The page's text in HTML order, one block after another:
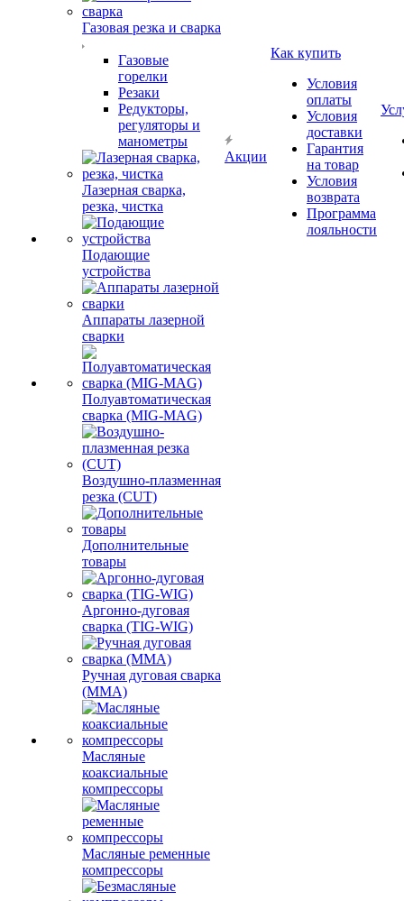
Газовая резка и сварка
Газовые
горелки
Резаки
Редукторы,
регуляторы и
манометры
Лазерная сварка,
резка, чистка
Подающие
устройства
Аппараты лазерной
сварки
Полуавтоматическая
сварка (MIG-MAG)
Воздушно-плазменная
резка (CUT)
Дополнительные
товары
Аргонно-дуговая
сварка (TIG-WIG)
Ручная дуговая сварка
(MMA)
Масляные
коаксиальные
компрессоры
Масляные ременные
компрессоры
Акции
Как купить
Условия
оплаты
Условия
доставки
Гарантия
на товар
Условия
возврата
Программа
лояльности